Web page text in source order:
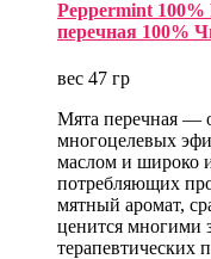
Peppermint 100%
перечная 100%
вес 47 гр
Мята перечная —
многоцелевых
маслом и широко
потребляющих
мятный аромат,
ценится многими
терапевтических